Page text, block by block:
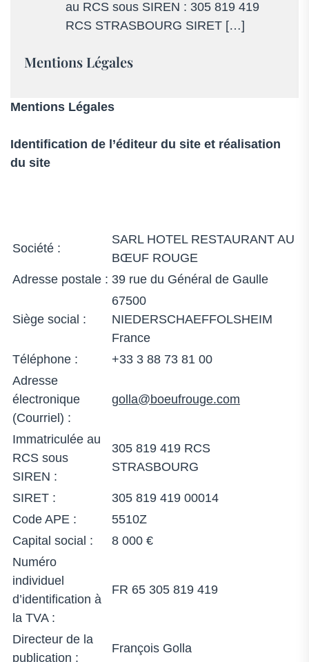
au RCS sous SIREN : 305 819 419
RCS STRASBOURG SIRET […]
Mentions Légales
Mentions Légales
Identification de l’éditeur du site et réalisation
du site
Société :
SARL HOTEL RESTAURANT AU
BŒUF ROUGE
Adresse postale : 39 rue du Général de Gaulle
Siège social :
67500
NIEDERSCHAEFFOLSHEIM
France
Téléphone :
+33 3 88 73 81 00
Adresse
électronique
(Courriel) :
golla@boeufrouge.com
Immatriculée au
RCS sous
SIREN :
305 819 419 RCS
STRASBOURG
SIRET :
305 819 419 00014
Code APE :
5510Z
Capital social :
8 000 €
Numéro
individuel
d’identification à
la TVA :
FR 65 305 819 419
Directeur de la
publication :
François Golla